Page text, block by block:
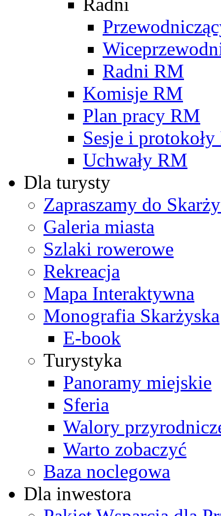
Radni RM
Komisje RM
Plan pracy RM
Sesje i
Uchwały RM
Dla turysty
Zapraszamy do
Galeria miasta
Szlaki rowerowe
Rekreacja
Mapa Interaktywna
Monografia Skarżyska
E-book
Turystyka
Panoramy miejskie
Sferia
Walory
Warto zobaczyć
Baza noclegowa
Dla inwestora